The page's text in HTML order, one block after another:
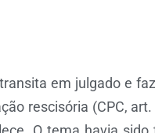
em julgado e
rescisória (CPC,